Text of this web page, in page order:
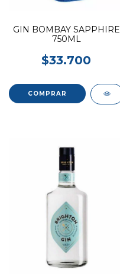
GIN BOMBAY SAPPHIRE
750ML
$33.700